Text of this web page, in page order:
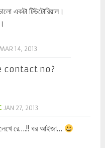
একটা টিউটোরিয়াল।
MAR 14, 2013
contact no?
JAN 27, 2013
রে….!! ধর আইজা…